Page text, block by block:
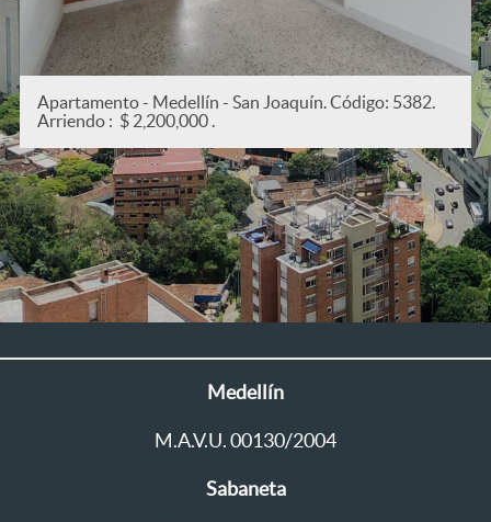
Apartamento - Medellín - San Joaquín. Código: 5382.
Arriendo : $ 2,200,000 .
Medellín
M.A.V.U. 00130/2004
Sabaneta